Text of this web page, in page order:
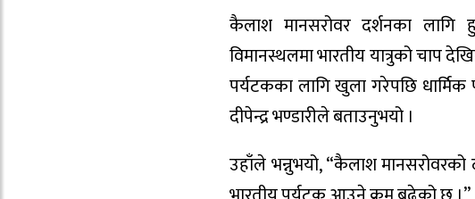
कैलाश मानसरोवर दर्शनका लागि
विमानस्थलमा भारतीय यात्रुको चाप
पर्यटकका लागि खुला गरेपछि
दीपेन्द्र भण्डारीले बताउनुभयो ।
उहाँले भन्नुभयो, “कैलाश